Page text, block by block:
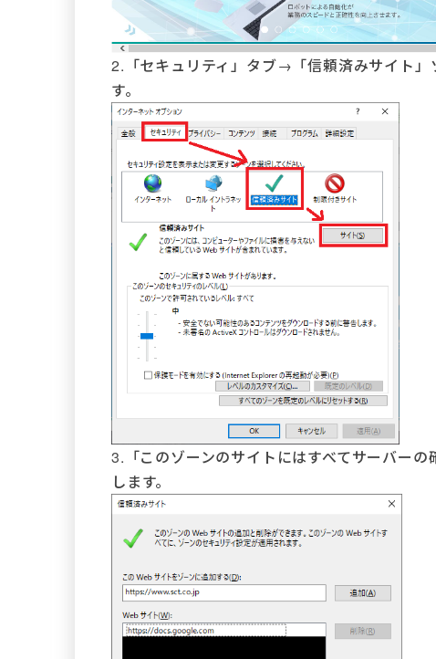
2.「セキュリティ」タブ→「信頼済みサイト」
す。
3.「このゾーンのサイトにはすべてサーバー
します。